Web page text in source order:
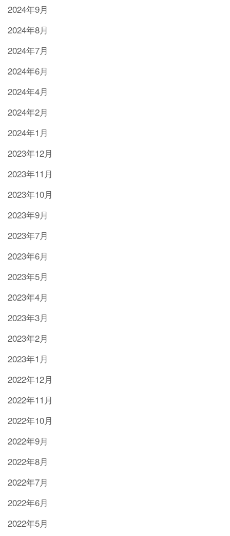
2024年9月
2024年8月
2024年7月
2024年6月
2024年4月
2024年2月
2024年1月
2023年12月
2023年11月
2023年10月
2023年9月
2023年7月
2023年6月
2023年5月
2023年4月
2023年3月
2023年2月
2023年1月
2022年12月
2022年11月
2022年10月
2022年9月
2022年8月
2022年7月
2022年6月
2022年5月